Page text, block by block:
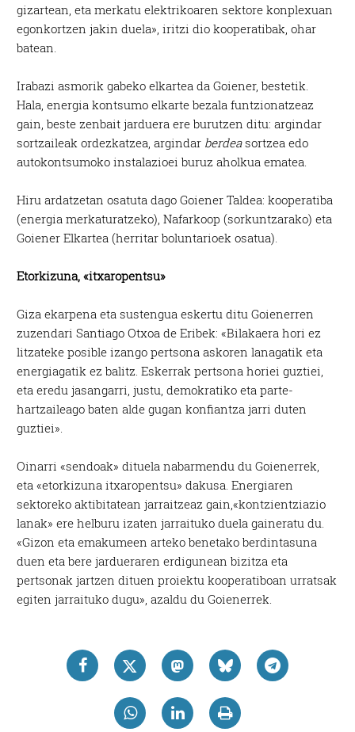
gizartean, eta merkatu elektrikoaren sektore konplexuan
egonkortzen jakin duela», iritzi dio kooperatibak, ohar
batean.
Irabazi asmorik gabeko elkartea da Goiener, bestetik.
Hala, energia kontsumo elkarte bezala funtzionatzeaz
gain, beste zenbait jarduera ere burutzen ditu: argindar
sortzaileak ordezkatzea, argindar berdeasortzea edo
autokontsumoko instalazioei buruz aholkua ematea.
Hiru ardatzetan osatuta dago Goiener Taldea: kooperatiba
(energia merkaturatzeko), Nafarkoop (sorkuntzarako) eta
Goiener Elkartea (herritar boluntarioek osatua).
Etorkizuna, «itxaropentsu»
Giza ekarpena eta sustengua eskertu ditu Goienerren
zuzendari Santiago Otxoa de Eribek: «Bilakaera hori ez
litzateke posible izango pertsona askoren lanagatik eta
energiagatik ez balitz. Eskerrak pertsona horiei guztiei,
eta eredu jasangarri, justu, demokratiko eta parte-
hartzaileago baten alde gugan konfiantza jarri duten
guztiei».
Oinarri «sendoak» dituela nabarmendu du Goienerrek,
eta «etorkizuna itxaropentsu» dakusa. Energiaren
sektoreko aktibitatean jarraitzeaz gain,«kontzientziazio
lanak» ere helburu izaten jarraituko duela gaineratu du.
«Gizon eta emakumeen arteko benetako berdintasuna
duen eta bere jardueraren erdigunean bizitza eta
pertsonak jartzen dituen proiektu kooperatiboan urratsak
egiten jarraituko dugu», azaldu du Goienerrek.